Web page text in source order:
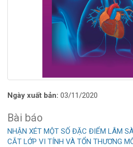
Ngày xuất bản: 03/11/2020
Bài báo
NHẬN XÉT MỘT SỐ ĐẶC ĐIỂM LÂM
CẮT LỚP VI TÍNH VÀ TỔN THƯƠNG